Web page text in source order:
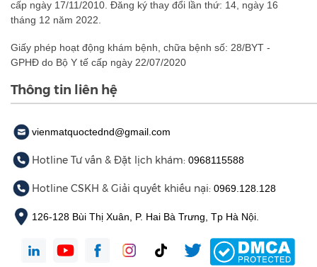
Giấy chứng nhận đăng ký doanh nghiệp số: 0105008493 do
Phòng Đăng ký kinh doanh - Sở Kế hoạch và Đầu tư TP. Hà Nội
tháng 12 năm 2022.
GPHĐ do Bộ Y tế cấp ngày 22/07/2020
Thông tin liên hệ
vienmatquoctednd@gmail.com
Hotline Tư vấn & Đặt lịch khám:0968115588
Hotline CSKH & Giải quyết khiếu nại:0969.128.128
126-128 Bùi Thị Xuân, P. Hai Bà Trưng, Tp Hà Nội.